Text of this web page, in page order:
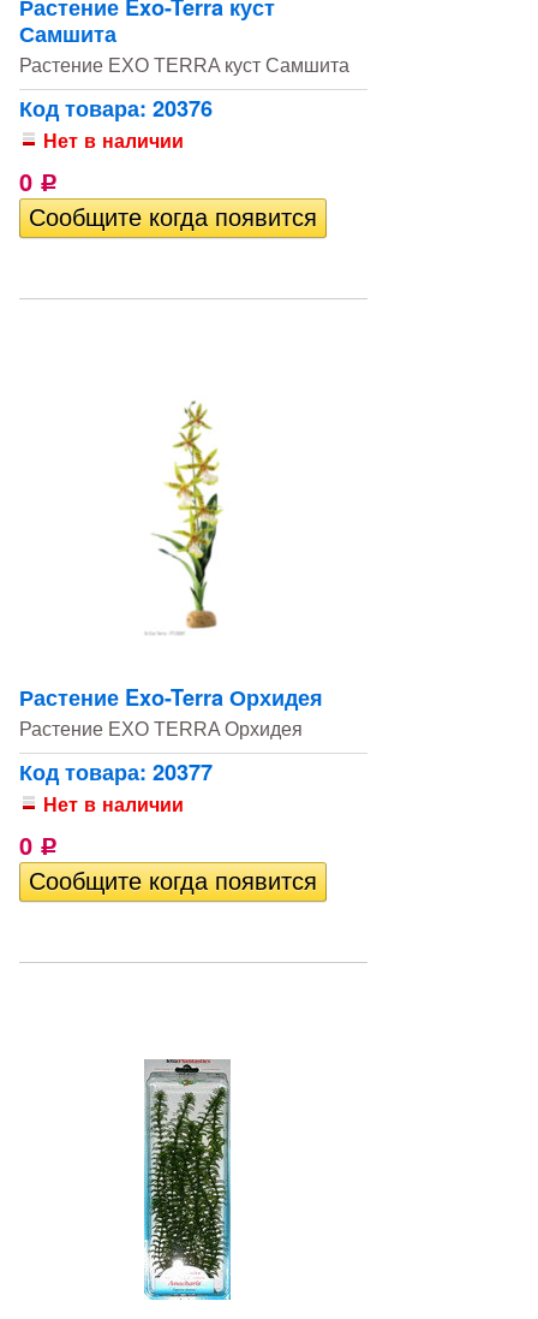
Растение Exo-Terra куст
Самшита
Растение EXO TERRA куст Самшита
Код товара: 20376
Нет в наличии
0 Р
Растение Exo-Terra Орхидея
Растение EXO TERRA Орхидея
Код товара: 20377
Нет в наличии
0 Р